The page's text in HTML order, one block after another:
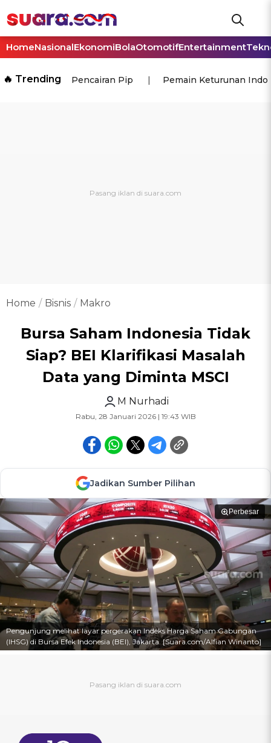
HomeNasionalEkonomiBolaOtomotifEntertainment
🔥 Trending Pencairan Pip Pemain Keturunan
Home Bisnis Makro
Bursa Saham Indonesia Tidak
Siap? BEI Klarifikasi Masalah
Data yang Diminta MSCI
M Nurhadi
Rabu, 28 Januari 2026 | 19:43 WIB
Jadikan Sumber Pilihan
Perbesar
Pengunjung melihat layar pergerakan Indeks Harga Saham Gabungan
(IHSG) di Bursa Efek Indonesia (BEI), Jakarta. [Suara.com/Alfian Winanto]